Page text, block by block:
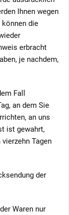
Ihnen wegen
können die
erbracht
je nachdem,
Fall
an dem Sie
an uns
ist gewahrt,
Tagen
der
Waren nur